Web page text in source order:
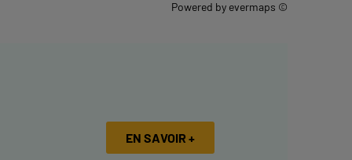
Powered by evermaps ©
EN SAVOIR +